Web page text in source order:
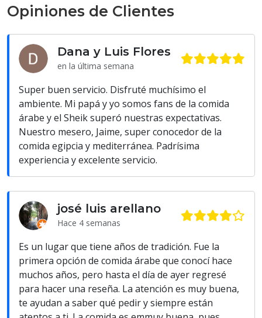
Opiniones de Clientes
Dana y Luis Flores
en la última semana
Super buen servicio. Disfruté muchísimo el
ambiente. Mi papá y yo somos fans de la comida
árabe y el Sheik superó nuestras expectativas.
Nuestro mesero, Jaime, super conocedor de la
comida egipcia y mediterránea. Padrísima
experiencia y excelente servicio.
josé luis arellano
Hace 4 semanas
Es un lugar que tiene años de tradición. Fue la
primera opción de comida árabe que conocí hace
muchos años, pero hasta el día de ayer regresé
para hacer una reseña. La atención es muy buena,
te ayudan a saber qué pedir y siempre están